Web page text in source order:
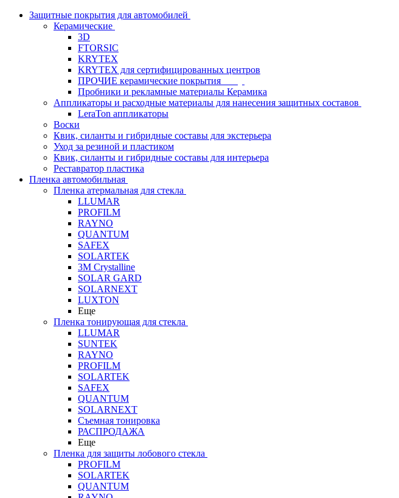
Защитные покрытия для автомобилей
Керамические
3D
FTORSIC
KRYTEX
KRYTEX для сертифицированных центров
ПРОЧИЕ керамические покрытия
Пробники и рекламные материалы Керамика
Аппликаторы и расходные материалы для нанесения защитных составов
LeraTon аппликаторы
Воски
Квик, силанты и гибридные составы для экстерьера
Уход за резиной и пластиком
Квик, силанты и гибридные составы для интерьера
Реставратор пластика
Пленка автомобильная
Пленка атермальная для стекла
LLUMAR
PROFILM
RAYNO
QUANTUM
SAFEX
SOLARTEK
3M Crystalline
SOLAR GARD
SOLARNEXT
LUXTON
Еще
Пленка тонирующая для стекла
LLUMAR
SUNTEK
RAYNO
PROFILM
SOLARTEK
SAFEX
QUANTUM
SOLARNEXT
Съемная тонировка
РАСПРОДАЖА
Еще
Пленка для защиты лобового стекла
PROFILM
SOLARTEK
QUANTUM